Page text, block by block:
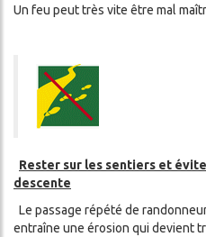
Un feu peut très vite être mal
Rester sur les sentiers et
descente
Le passage répété de
entraîne une érosion qui devient